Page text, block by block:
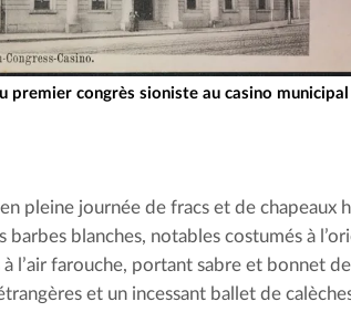
premier congrès sioniste au casino
pleine journée de fracs et de chapeaux
blanches, notables costumés à
à l’air farouche, portant sabre et bonnet
et un incessant ballet de